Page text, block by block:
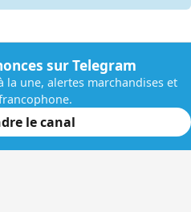
sur Telegram
la une, alertes marchandises et
le canal